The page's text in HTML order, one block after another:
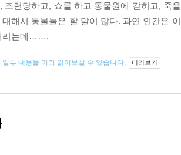
조련당하고, 쇼를 하고 동물원에 갇히고, 죽
대해서 동물들은 할 말이 많다. 과연 인간은
리는데…….
일부 내용을 미리 읽어보실 수 있습니다. 미리보기